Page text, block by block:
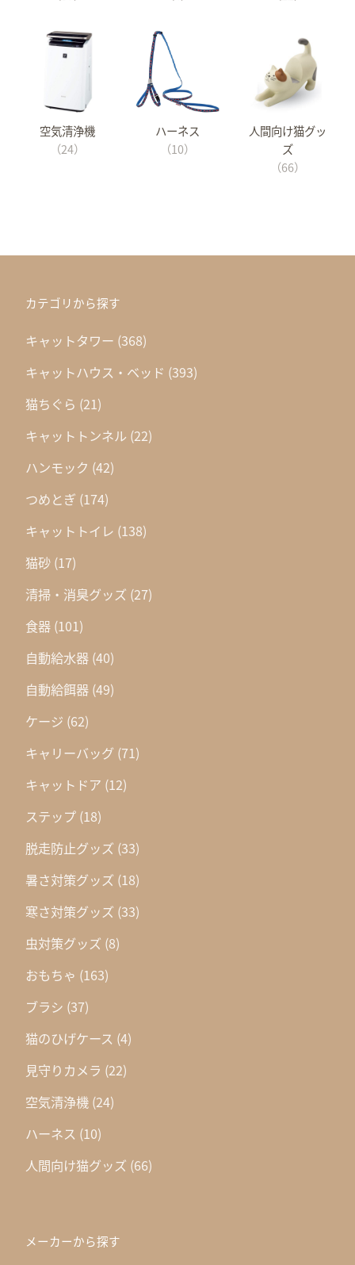
空気清浄機
（24）
ハーネス
（10）
人間向け猫グッ
ズ
（66）
カテゴリから探す
キャットタワー (368)
キャットハウス・ベッド (393)
猫ちぐら (21)
キャットトンネル (22)
ハンモック (42)
つめとぎ (174)
キャットトイレ (138)
猫砂 (17)
清掃・消臭グッズ (27)
食器 (101)
自動給水器 (40)
自動給餌器 (49)
ケージ (62)
キャリーバッグ (71)
キャットドア (12)
ステップ (18)
脱走防止グッズ (33)
暑さ対策グッズ (18)
寒さ対策グッズ (33)
虫対策グッズ (8)
おもちゃ (163)
ブラシ (37)
猫のひげケース (4)
見守りカメラ (22)
空気清浄機 (24)
ハーネス (10)
人間向け猫グッズ (66)
メーカーから探す